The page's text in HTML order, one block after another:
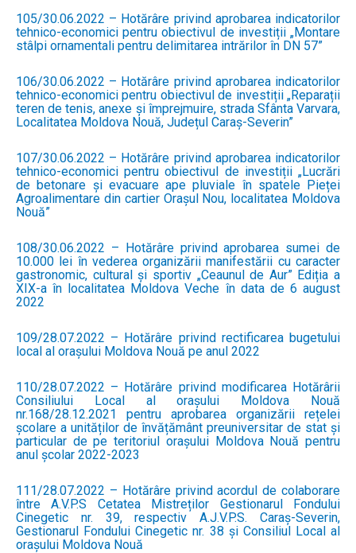
105/30.06.2022 – Hotărâre privind aprobarea indicatorilor
tehnico-economici pentru obiectivul de investiții „Montare
stâlpi ornamentali pentru delimitarea intrărilor în DN 57”
106/30.06.2022 – Hotărâre privind aprobarea indicatorilor
tehnico-economici pentru obiectivul de investiții „Reparații
teren de tenis, anexe și împrejmuire, strada Sfânta Varvara,
Localitatea Moldova Nouă, Județul Caraș-Severin”
107/30.06.2022 – Hotărâre privind aprobarea indicatorilor
tehnico-economici pentru obiectivul de investiții „Lucrări
de betonare și evacuare ape pluviale în spatele Pieței
Agroalimentare din cartier Orașul Nou, localitatea Moldova
Nouă”
108/30.06.2022 – Hotărâre privind aprobarea sumei de
10.000 lei în vederea organizării manifestării cu caracter
gastronomic, cultural și sportiv „Ceaunul de Aur” Ediția a
XIX-a în localitatea Moldova Veche în data de 6 august
2022
109/28.07.2022 – Hotărâre privind rectificarea bugetului
local al orașului Moldova Nouă pe anul 2022
110/28.07.2022 – Hotărâre privind modificarea Hotărârii
Consiliului Local al orașului Moldova Nouă
nr.168/28.12.2021 pentru aprobarea organizării rețelei
școlare a unităților de învățământ preuniversitar de stat și
particular de pe teritoriul orașului Moldova Nouă pentru
anul școlar 2022-2023
111/28.07.2022 – Hotărâre privind acordul de colaborare
între A.V.P.S Cetatea Mistreților Gestionarul Fondului
Cinegetic nr. 39, respectiv A.J.V.P.S. Caraș-Severin,
Gestionarul Fondului Cinegetic nr. 38 și Consiliul Local al
orașului Moldova Nouă